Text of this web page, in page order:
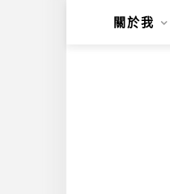
關於我